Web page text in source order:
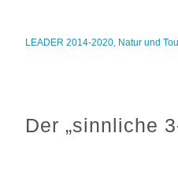
LEADER 2014-2020, Natur und
Der „sinnliche